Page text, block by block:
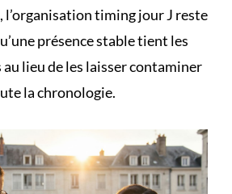
, l’organisation timing jour J reste
présence stable tient les
lieu de les laisser contaminer
la chronologie.